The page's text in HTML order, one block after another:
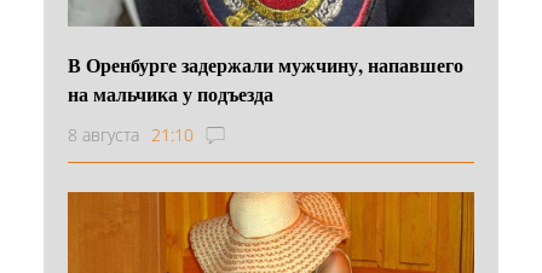
В Оренбурге задержали мужчину, напавшего
на мальчика у подъезда
8 августа 21:10